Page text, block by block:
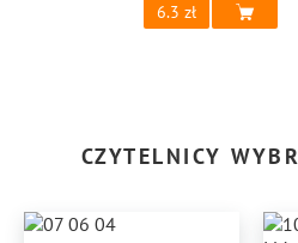
6.3
CZYTELNICY